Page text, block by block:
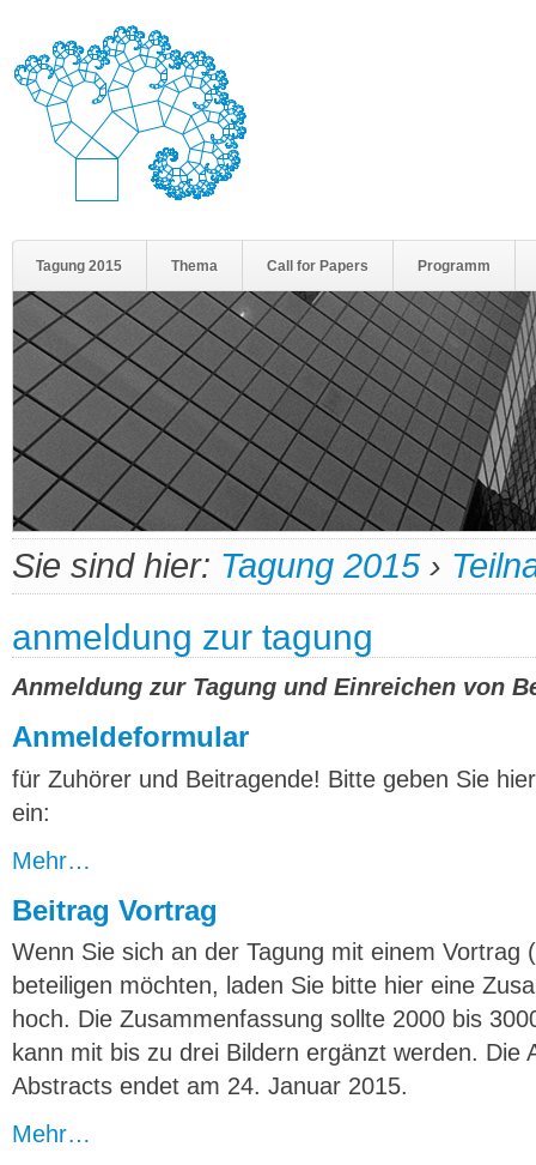
Tagung 2015 Thema Call for Papers Programm
Sie sind hier: Tagung 2015 ›
anmeldung zur tagung
Anmeldung zur Tagung und Einreichen von
Anmeldeformular
für Zuhörer und Beitragende! Bitte geben Sie
ein:
Mehr…
Beitrag Vortrag
Wenn Sie sich an der Tagung mit einem Vortrag
beteiligen möchten, laden Sie bitte hier eine
hoch. Die Zusammenfassung sollte 2000 bis
kann mit bis zu drei Bildern ergänzt werden. Die
Abstracts endet am 24. Januar 2015.
Mehr…